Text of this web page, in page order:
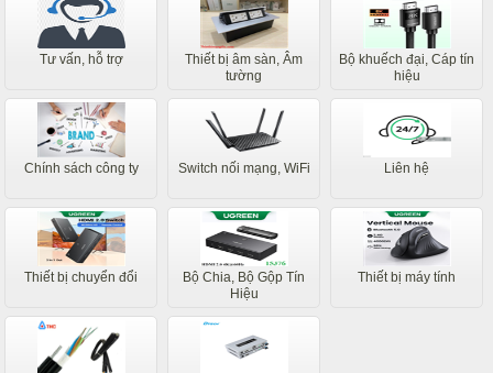
Tư vấn, hỗ trợ
Thiết bị âm sàn, Âm
tường
Bộ khuếch đại, Cáp tín
hiệu
Chính sách công ty Switch nối mạng, WiFi Liên hệ
Thiết bị chuyển đổi
Bộ Chia, Bộ Gộp Tín
Hiệu
Thiết bị máy tính